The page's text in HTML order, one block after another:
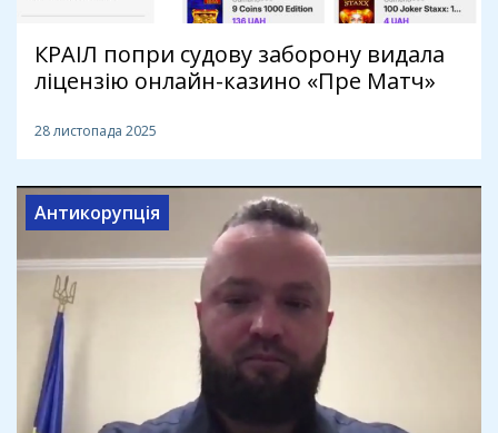
КРАІЛ попри судову заборону видала
ліцензію онлайн-казино «Пре Матч»
28 листопада 2025
Антикорупція